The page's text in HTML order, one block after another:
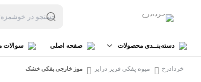
جستجو در
دسته‌بنــدی محصولات
میوه خشک
صفحه اصلی سوالات
خردادرخ میوه پفکی فریز درایر موز خارجی پفکی خشک